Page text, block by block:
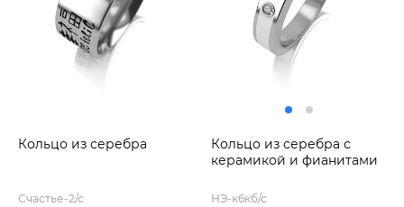
Кольцо из серебра
Счастье-2/с
Кольцо из серебра с
керамикой и фианитами
НЭ-к6кб/с